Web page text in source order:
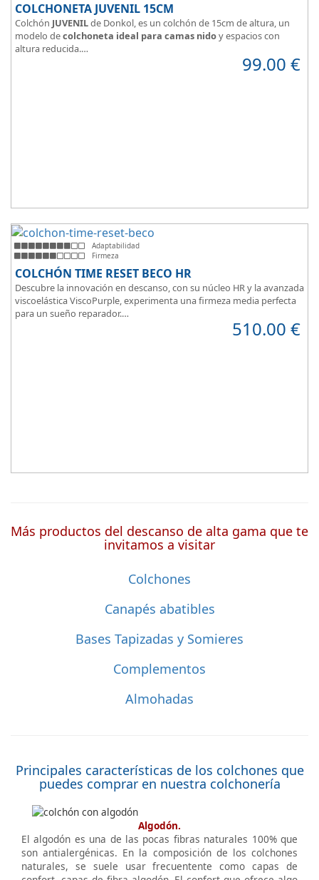
COLCHONETA JUVENIL 15CM
Colchón JUVENILde Donkol, es un colchón de 15cm de altura, un
modelo decolchoneta ideal para camas nidoy espacios con
altura reducida.
suelen elegir
99.00 €
Adaptabilidad
Firmeza
COLCHÓN TIME RESET BECO HR
Descubre la innovación en descanso, con su núcleo HR y la avanzada
viscoelástica ViscoPurple, experimenta una firmeza media perfecta
para un sueño reparador.
Disfruta de su transpirabilidad y gran adaptabilidad, diseñado para
brindarte confort en cada momento. Además, es válido para camas
510.00 €
Más productos del descanso de alta gama que te
invitamos a visitar
Colchones
Canapés abatibles
Bases Tapizadas y Somieres
Complementos
Almohadas
Principales características de los colchones que
puedes comprar en nuestra colchonería
Algodón.
El algodón es una de las pocas fibras naturales 100% que
son antialergénicas. En la composición de los colchones
naturales, se suele usar frecuentente como capas de